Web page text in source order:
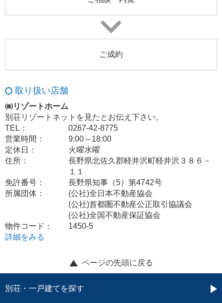
ご成約
取り扱い店舗
㈱リゾートホーム
別荘リゾートネットを見たとお伝え下さい。
TEL：
0267-42-8775
営業時間：
9:00～18:00
定休日：
火曜水曜
住所：
長野県北佐久郡軽井沢町軽井沢３８６－
１１
免許番号：
長野県知事（5）第4742号
所属団体：
(公社)全日本不動産協会
(公社)首都圏不動産公正取引協議会
(公社)全国不動産保証協会
物件コード：
1450-5
詳細をみる
ページの先頭に戻る
別荘・一戸建てを探す